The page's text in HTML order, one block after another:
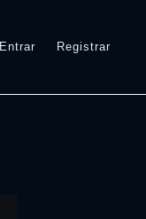
Entrar Registrar